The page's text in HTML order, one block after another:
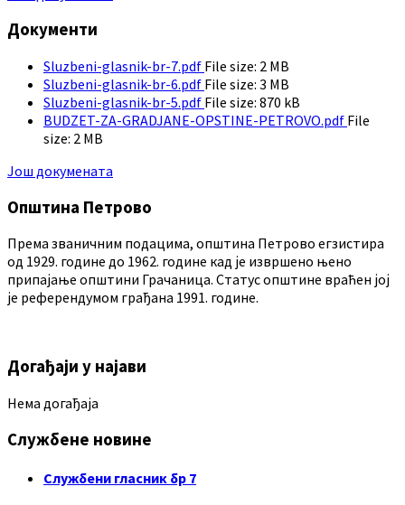
Документи
Sluzbeni-glasnik-br-7.pdf File size: 2 MB
Sluzbeni-glasnik-br-6.pdf File size: 3 MB
Sluzbeni-glasnik-br-5.pdf File size: 870 kB
BUDZET-ZA-GRADJANE-OPSTINE-PETROVO.pdf File
size: 2 MB
Још докумената
Општина Петрово
Према званичним подацима, општина Петрово егзистира
од 1929. године до 1962. године кад је извршено њено
припајање општини Грачаница. Статус општине враћен јој
је референдумом грађана 1991. године.
Догађаји у најави
Нема догађаја
Службене новине
Службени гласник бр 7